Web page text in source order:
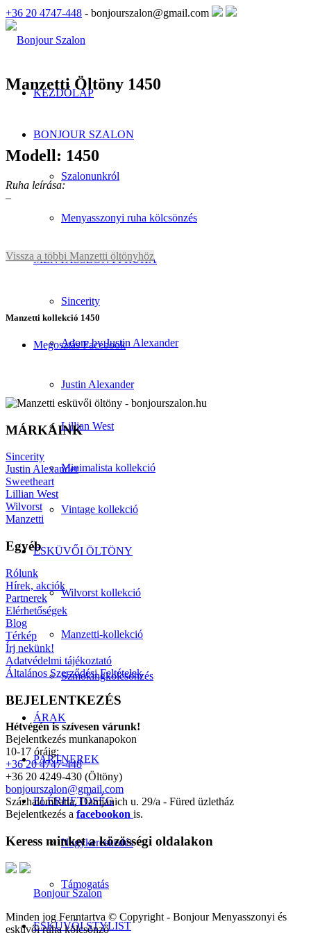
+36 20 4747-448 - bonjourszalon@gmail.com
KEZDŐLAP
BONJOUR SZALON
Szalonunkról
Menyasszonyi ruha kölcsönzés
MENYASSZONYI RUHA
Sincerity
Adore by Justin Alexander
Justin Alexander
Lillian West
Minimalista kollekció
Vintage kollekció
ESKÜVŐI ÖLTÖNY
Wilvorst kollekció
Manzetti-kollekció
Szmokingkölcsönzés
ÁRAK
PARTNEREK
ELÉRHETŐSÉG
Nagykereskedés
Támogatás
ESKÜVŐI STYLIST
Manzetti Öltöny 1450
Modell: 1450
Ruha leírása:
–
Vissza a többi Manzetti öltönyhöz
Manzetti kollekció 1450
Megosztás Facebook
MÁRKÁINK
Sincerity
Justin Alexander
Sweetheart
Lillian West
Wilvorst
Manzetti
Egyéb
Rólunk
Hírek, akciók
Partnerek
Elérhetőségek
Blog
Térkép
Írj nekünk!
Adatvédelmi tájékoztató
Általános Szerződési Feltételek
BEJELENTKEZÉS
Hétvégén is szívesen várunk!
Bejelentkezés munkanapokon
10-17 óráig:
+36 20 4747-448
+36 20 4249-430 (Öltöny)
bonjourszalon@gmail.com
Százhalombatta, Damjanich u. 29/a - Füred üzletház
Bejelentkezés a facebookon is.
Keress minket a közösségi oldalakon
Bonjour Szalon
Minden jog Fenntartva © Copyright - Bonjour Menyasszonyi és
esküvői ruha kölcsönző